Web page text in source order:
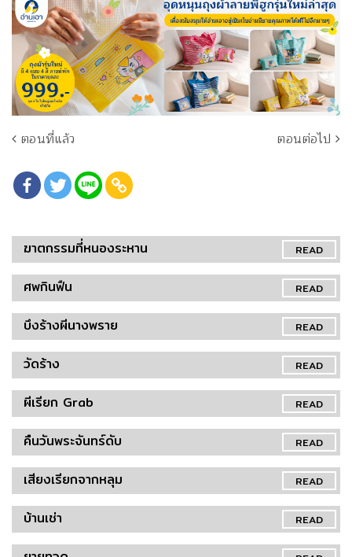
ตอนที่แล้ว ตอนต่อไป
READ
ฆาตกรรมที่หนองระหาน
READ
ศพกินฟืน
READ
บึงร้างผีนางพราย
READ
วัดร้าง
READ
ผีเรียก Grab
READ
คืนวันพระจันทร์ดับ
READ
เสียงเรียกจากหลุม
READ
บ้านเช่า